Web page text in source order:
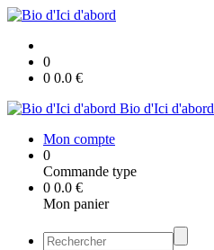
0
0 0.0 €
Bio d'Ici d'abord
Mon compte
0
Commande type
0 0.0 €
Mon panier